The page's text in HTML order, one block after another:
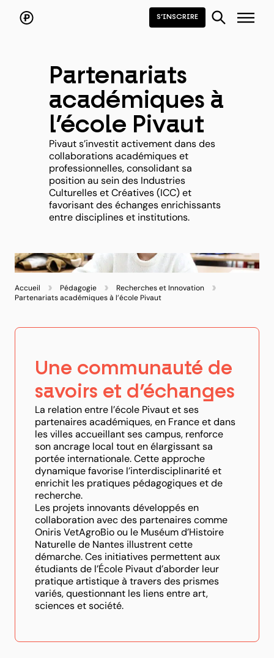
S’INSCRIRE
Partenariats
académiques à
l’école Pivaut
Pivaut s’investit activement dans des
collaborations académiques et
professionnelles, consolidant sa
position au sein des Industries
Culturelles et Créatives (ICC) et
favorisant des échanges enrichissants
entre disciplines et institutions.
Accueil Pédagogie
Recherches et Innovation
Partenariats académiques à l’école Pivaut
Une communauté de
savoirs et d’échanges
La relation entre l’école Pivaut et ses
partenaires académiques, en France et dans
les villes accueillant ses campus, renforce
son ancrage local tout en élargissant sa
portée internationale. Cette approche
dynamique favorise l’interdisciplinarité et
enrichit les pratiques pédagogiques et de
recherche.
Les projets innovants développés en
collaboration avec des partenaires comme
Oniris VetAgroBio ou le Muséum d’Histoire
Naturelle de Nantes illustrent cette
démarche. Ces initiatives permettent aux
étudiants de l’École Pivaut d’aborder leur
pratique artistique à travers des prismes
variés, questionnant les liens entre art,
sciences et société.